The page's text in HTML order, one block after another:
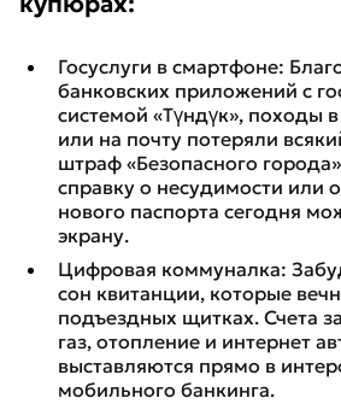
Госуслуги в смартфоне:
банковских приложений с
системой «Түндүк», походы в
или на почту потеряли
штраф «Безопасного
справку о несудимости или
нового паспорта сегодня
экрану.
Цифровая коммуналка:
сон квитанции, которые
подъездных щитках. Счета
газ, отопление и интернет
выставляются прямо в
мобильного банкинга.